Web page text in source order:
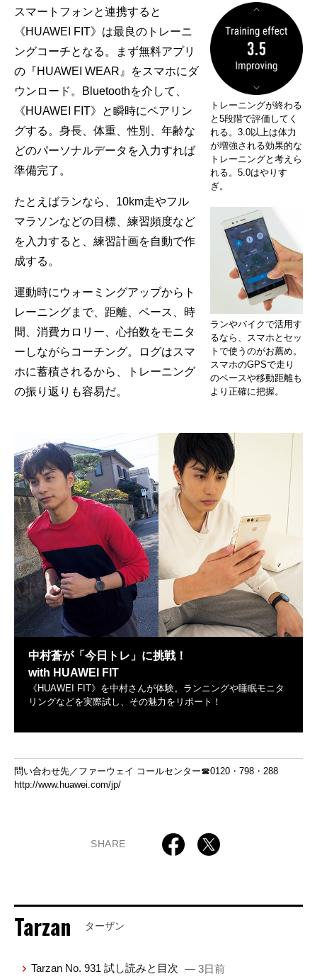
スマートフォンと連携すると
《HUAWEI FIT》は最良のトレーニ
ングコーチとなる。まず無料アプリ
の『HUAWEI WEAR』をスマホにダ
ウンロード。Bluetoothを介して、
《HUAWEI FIT》と瞬時にペアリン
グする。身長、体重、性別、年齢な
どのパーソナルデータを入力すれば
準備完了。
たとえばランなら、10km走やフル
マラソンなどの目標、練習頻度など
を入力すると、練習計画を自動で作
成する。
運動時にウォーミングアップからト
レーニングまで、距離、ペース、時
間、消費カロリー、心拍数をモニタ
ーしながらコーチング。ログはスマ
ホに蓄積されるから、トレーニング
の振り返りも容易だ。
トレーニングが終わる
と5段階で評価してく
れる。3.0以上は体力
が増強される効果的な
トレーニングと考えら
れる。5.0はやりす
ぎ。
ランやバイクで活用す
るなら、スマホとセッ
トで使うのがお薦め。
スマホのGPSで走り
のペースや移動距離も
より正確に把握。
中村蒼が「今日トレ」に挑戦！
with HUAWEI FIT
《HUAWEI FIT》を中村さんが体験。ランニングや睡眠モニタ
リングなどを実際試し、その魅力をリポート！
問い合わせ先／ファーウェイ コールセンター☎0120・798・288
http://www.huawei.com/jp/
SHARE
Tarzan ターザン
Tarzan No. 931 試し読みと目次 — 3日前